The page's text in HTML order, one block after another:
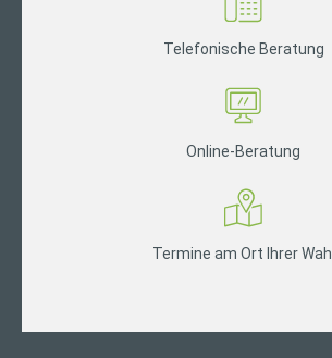
Telefonische Beratung
Online-Beratung
Termine am Ort Ihrer Wahl